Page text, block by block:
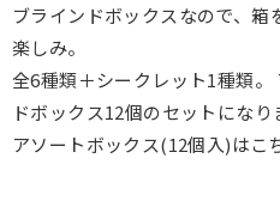
ブラインドボックスなので、
楽しみ。
全6種類＋シークレット1種類。
ドボックス12個のセットになり
アソートボックス(12個入)はこ